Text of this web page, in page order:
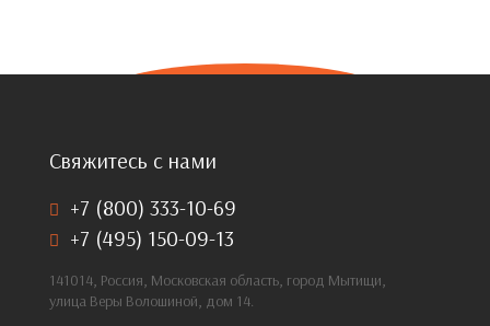
Свяжитесь с нами
+7 (800) 333-10-69
+7 (495) 150-09-13
141014, Россия, Московская область, город Мытищи,
улица Веры Волошиной, дом 14.